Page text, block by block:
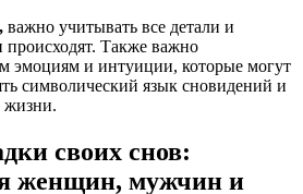
важно учитывать все детали и
происходят. Также важно
эмоциям и интуиции, которые могут
символический язык сновидений и
жизни.
своих снов:
женщин, мужчин и